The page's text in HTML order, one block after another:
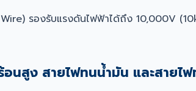
รองรับแรงดันไฟฟ้าได้ถึง 10,000V
นสูง สายไฟทนน้ำมัน และสายไฟ